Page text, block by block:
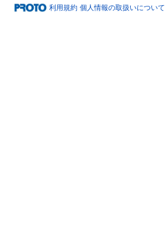
利用規約 個人情報の取扱いについて